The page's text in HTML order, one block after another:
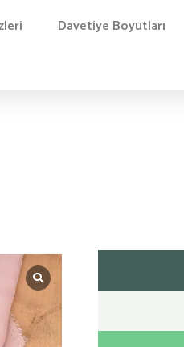
Davetiye Boyutları